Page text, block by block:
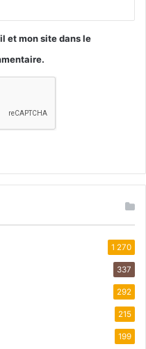
et mon site dans le
1 270
337
292
215
199